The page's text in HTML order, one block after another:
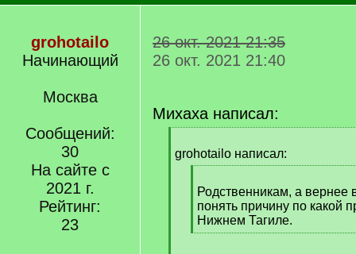
grohotailo
Начинающий
Москва
Сообщений:
30
На сайте с
2021 г.
Рейтинг:
23
26 окт. 2021 21:35
26 окт. 2021 21:40
Михаха написал:
q
grohotailo написал:
q
]
Родственникам, а вернее
понять причину по какой
Нижнем Тагиле.
[